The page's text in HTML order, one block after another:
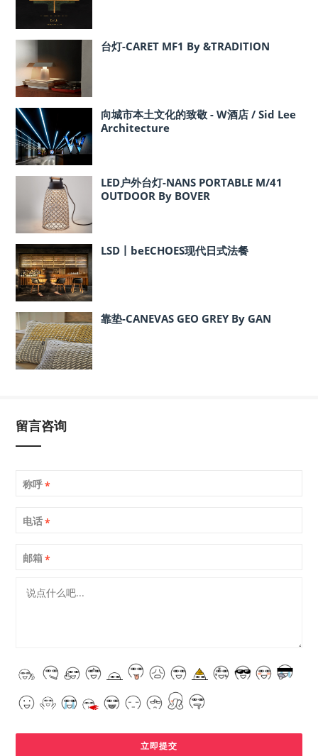
台灯-CARET MF1 By &TRADITION
向城市本土文化的致敬 - W酒店 / Sid Lee
Architecture
LED户外台灯-NANS PORTABLE M/41
OUTDOOR By BOVER
LSD丨beECHOES现代日式法餐
靠垫-CANEVAS GEO GREY By GAN
留言咨询
称呼*
电话*
邮箱*